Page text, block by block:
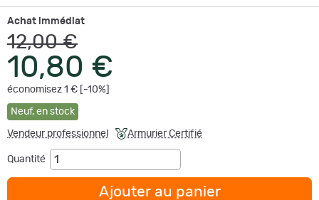
Achat immédiat
12,00 €
10,80 €
économisez 1 € [-10%]
Neuf, en stock
Vendeur professionnel Armurier Certifié
Quantité
Ajouter au panier